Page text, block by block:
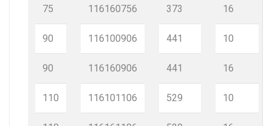
75
90
90
110
116160756
116100906
116160906
116101106
373
441
441
529
16
10
16
10